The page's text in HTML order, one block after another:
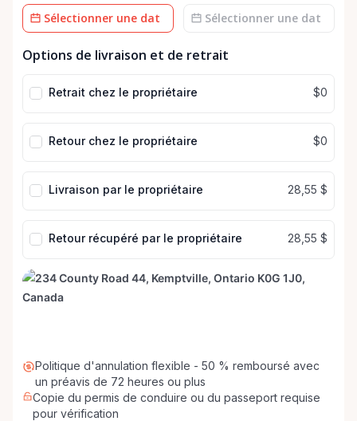
de
de
Options de livraison et de retrait
Retrait chez le propriétaire $0
Retour chez le propriétaire $0
Livraison par le propriétaire 28,55 $
Retour récupéré par le propriétaire 28,55 $
Politique d'annulation flexible - 50 % remboursé avec
un préavis de 72 heures ou plus
Copie du permis de conduire ou du passeport requise
pour vérification